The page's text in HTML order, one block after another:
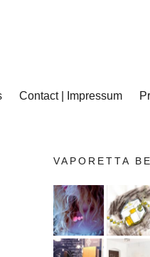
Contact | Impressum
VAPORETTA